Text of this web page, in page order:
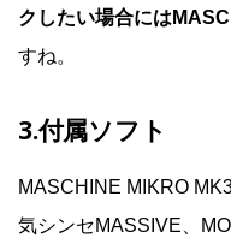
クしたい場合には
すね。
3.付属ソフト
MASCHINE MIKRO
気シンセMASSIVE、